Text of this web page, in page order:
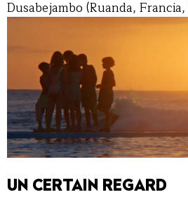
Dusabejambo (Ruanda, Francia,
UN CERTAIN REGARD